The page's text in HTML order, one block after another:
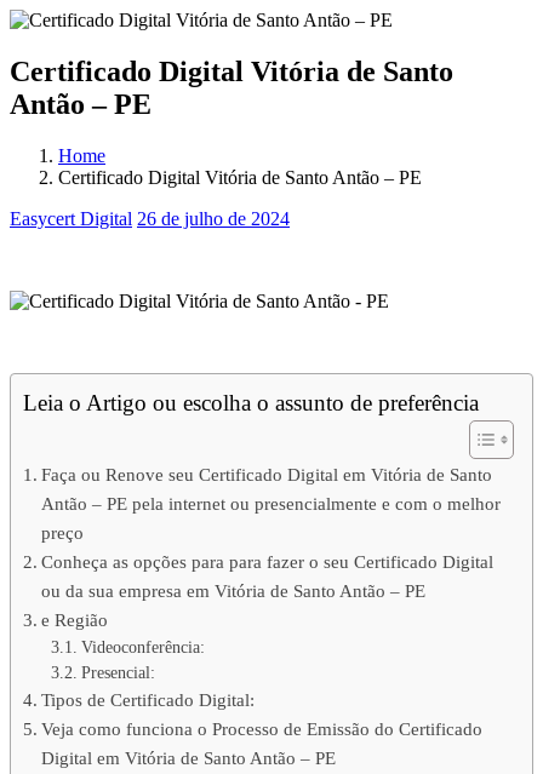
Certificado Digital Vitória de Santo
Antão – PE
Home
Certificado Digital Vitória de Santo Antão – PE
Easycert Digital 26 de julho de 2024
Leia o Artigo ou escolha o assunto de preferência
Faça ou Renove seu Certificado Digital em Vitória de Santo
Antão – PE pela internet ou presencialmente e com o melhor
preço
Conheça as opções para para fazer o seu Certificado Digital
ou da sua empresa em Vitória de Santo Antão – PE
e Região
Videoconferência:
Presencial:
Tipos de Certificado Digital:
Veja como funciona o Processo de Emissão do Certificado
Digital em Vitória de Santo Antão – PE